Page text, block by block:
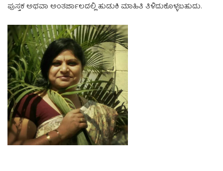
ಪುಸ್ತಕ ಅಥವಾ ಅಂತರ್ಜಾಲದಲ್ಲಿ ಹುಡುಕಿ ಮಾಹಿತಿ ತಿಳಿದುಕೊಳ್ಳಬಹುದು.